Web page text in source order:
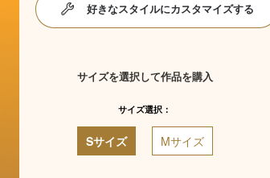
好きなスタイルにカスタマイズする
サイズを選択して作品を購入
サイズ選択：
Sサイズ Mサイズ